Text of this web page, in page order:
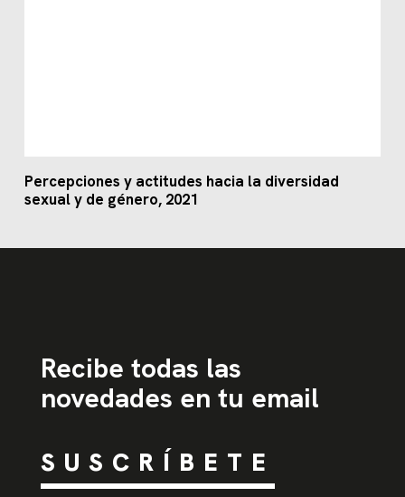
Percepciones y actitudes hacia la diversidad
sexual y de género, 2021
Recibe todas las
novedades en tu email
SUSCRÍBETE